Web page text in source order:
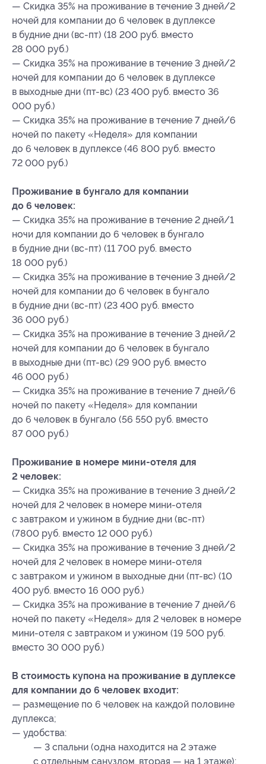
— Скидка 35% на проживание в течение 3 дней/2
ночей для компании до 6 человек в дуплексе
в будние дни (вс-пт) (18 200 руб. вместо
28 000 руб.)
— Скидка 35% на проживание в течение 3 дней/2
ночей для компании до 6 человек в дуплексе
в выходные дни (пт-вс) (23 400 руб. вместо 36
000 руб.)
— Скидка 35% на проживание в течение 7 дней/6
ночей по пакету «Неделя» для компании
до 6 человек в дуплексе (46 800 руб. вместо
72 000 руб.)
Проживание в бунгало для компании
до 6 человек:
— Скидка 35% на проживание в течение 2 дней/1
ночи для компании до 6 человек в бунгало
в будние дни (вс-пт) (11 700 руб. вместо
18 000 руб.)
— Скидка 35% на проживание в течение 3 дней/2
ночей для компании до 6 человек в бунгало
в будние дни (вс-пт) (23 400 руб. вместо
36 000 руб.)
— Скидка 35% на проживание в течение 3 дней/2
ночей для компании до 6 человек в бунгало
в выходные дни (пт-вс) (29 900 руб. вместо
46 000 руб.)
— Скидка 35% на проживание в течение 7 дней/6
ночей по пакету «Неделя» для компании
до 6 человек в бунгало (56 550 руб. вместо
87 000 руб.)
Проживание в номере мини-отеля для
2 человек:
— Скидка 35% на проживание в течение 3 дней/2
ночей для 2 человек в номере мини-отеля
с завтраком и ужином в будние дни (вс-пт)
(7800 руб. вместо 12 000 руб.)
— Скидка 35% на проживание в течение 3 дней/2
ночей для 2 человек в номере мини-отеля
с завтраком и ужином в выходные дни (пт-вс) (10
400 руб. вместо 16 000 руб.)
— Скидка 35% на проживание в течение 7 дней/6
ночей по пакету «Неделя» для 2 человек в номере
мини-отеля с завтраком и ужином (19 500 руб.
вместо 30 000 руб.)
В стоимость купона на проживание в дуплексе
для компании до 6 человек входит:
— размещение по 6 человек на каждой половине
дуплекса;
— удобства:
— 3 спальни (одна находится на 2 этаже
с отдельным санузлом, вторая — на 1 этаже);